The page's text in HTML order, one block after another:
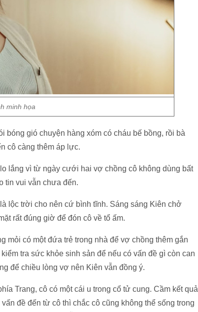
minh họa
bóng gió chuyện hàng xóm có cháu bế bồng, rồi bà
cô càng thêm áp lực.
lắng vì từ ngày cưới hai vợ chồng cô không dùng bất
tin vui vẫn chưa đến.
lộc trời cho nên cứ bình tĩnh. Sáng sáng Kiên chở
rất đúng giờ để đón cô về tổ ấm.
mỏi có một đứa trẻ trong nhà để vợ chồng thêm gắn
tra sức khỏe sinh sản để nếu có vấn đề gì còn can
để chiều lòng vợ nên Kiên vẫn đồng ý.
Trang, cô có một cái u trong cổ tử cung. Cầm kết quả
đề đến từ cô thì chắc cô cũng không thể sống trong